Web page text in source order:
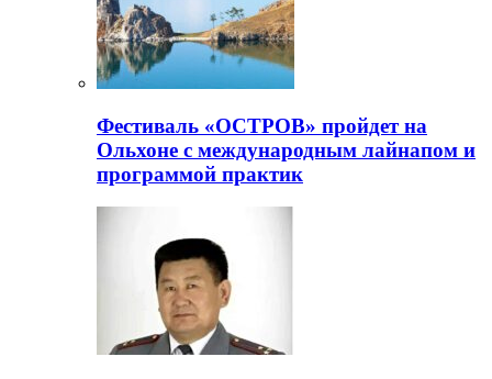
Фестиваль «ОСТРОВ» пройдет на
Ольхоне с международным лайнапом и
программой практик